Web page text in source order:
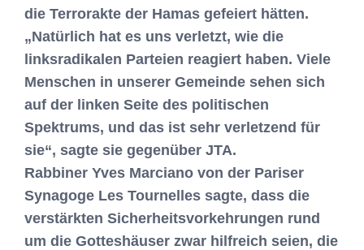
die Terrorakte der Hamas gefeiert hätten.
„Natürlich hat es uns verletzt, wie die
linksradikalen Parteien reagiert haben. Viele
Menschen in unserer Gemeinde sehen sich
auf der linken Seite des politischen
Spektrums, und das ist sehr verletzend für
sie“, sagte sie gegenüber JTA.
Rabbiner Yves Marciano von der Pariser
Synagoge Les Tournelles sagte, dass die
verstärkten Sicherheitsvorkehrungen rund
um die Gotteshäuser zwar hilfreich seien, die